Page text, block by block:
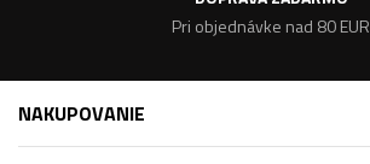
Pri objednávke nad 80 EUR
NAKUPOVANIE